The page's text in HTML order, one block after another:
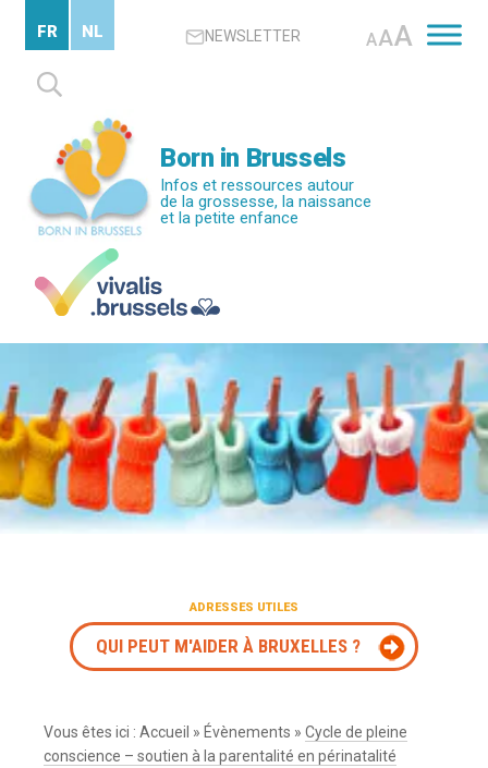
contenu
principal
NEWSLETTER AAA
Rechercher :
FR NL
Born in Brussels
Infos et ressources autour
de la grossesse, la naissance
et la petite enfance
ADRESSES UTILES
QUI PEUT M'AIDER À BRUXELLES ?
Vous êtes ici :Accueil » Évènements »Cycle de pleine
conscience – soutien à la parentalité en périnatalité